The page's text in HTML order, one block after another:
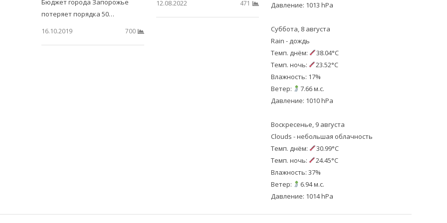
Бюджет города Запорожье
потеряет порядка 50…
16.10.2019
700
12.08.2022 471 Давление: 1013 hPa
Суббота, 8 августа
Rain - дождь
Темп. днём:
38.04°C
Темп. ночь:
23.52°C
Влажность: 17%
Ветер:
7.66 м.с.
Давление: 1010 hPa
Воскресенье, 9 августа
Clouds - небольшая облачность
Темп. днём:
30.99°C
Темп. ночь:
24.45°C
Влажность: 37%
Ветер:
6.94 м.с.
Давление: 1014 hPa